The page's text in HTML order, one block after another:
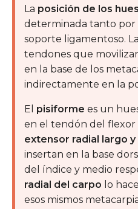
La posición de los
determinada tanto por
soporte ligamentoso.
tendones que
en la base de los
indirectamente en la
El pisiforme es un
en el tendón del flexor
extensor radial largo
insertan en la base
del índice y medio
radial del carpo lo
esos mismos